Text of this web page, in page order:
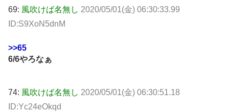
69: 風吹けば名無し 2020/05/01(金) 06:30:33.99
ID:S9XoN5dnM
>>65
6/6やろなぁ
74: 風吹けば名無し 2020/05/01(金) 06:30:51.18
ID:Yc24eOkqd